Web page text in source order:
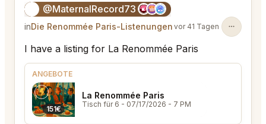
@MaternalRecord73
inDie Renommée Paris-Listenungen vor 41 Tagen
I have a listing for La Renommée Paris
ANGEBOTE
151€
La Renommée Paris
Tisch für 6 - 07/17/2026 - 7 PM